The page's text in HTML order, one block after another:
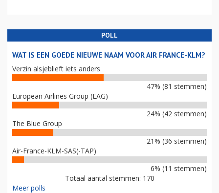
POLL
WAT IS EEN GOEDE NIEUWE NAAM VOOR AIR FRANCE-KLM?
Verzin alsjeblieft iets anders
47% (81 stemmen)
European Airlines Group (EAG)
24% (42 stemmen)
The Blue Group
21% (36 stemmen)
Air-France-KLM-SAS(-TAP)
6% (11 stemmen)
Totaal aantal stemmen: 170
Meer polls